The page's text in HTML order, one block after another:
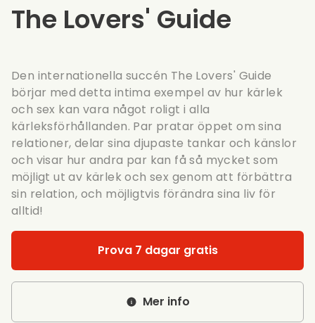
The Lovers' Guide
Den internationella succén The Lovers' Guide
börjar med detta intima exempel av hur kärlek
och sex kan vara något roligt i alla
kärleksförhållanden. Par pratar öppet om sina
relationer, delar sina djupaste tankar och känslor
och visar hur andra par kan få så mycket som
möjligt ut av kärlek och sex genom att förbättra
sin relation, och möjligtvis förändra sina liv för
alltid!
Prova 7 dagar gratis
Mer info